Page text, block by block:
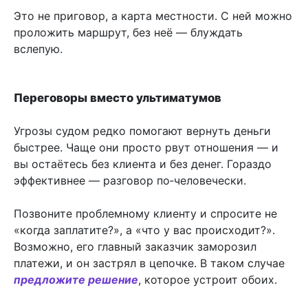
Это не приговор, а карта местности. С ней можно
проложить маршрут, без неё — блуждать
вслепую.
Переговоры вместо ультиматумов
Угрозы судом редко помогают вернуть деньги
быстрее. Чаще они просто рвут отношения — и
вы остаётесь без клиента и без денег. Гораздо
эффективнее — разговор по‑человечески.
Позвоните проблемному клиенту и спросите не
«когда заплатите?», а «что у вас происходит?».
Возможно, его главный заказчик заморозил
платежи, и он застрял в цепочке. В таком случае
предложите решение, которое устроит обоих.